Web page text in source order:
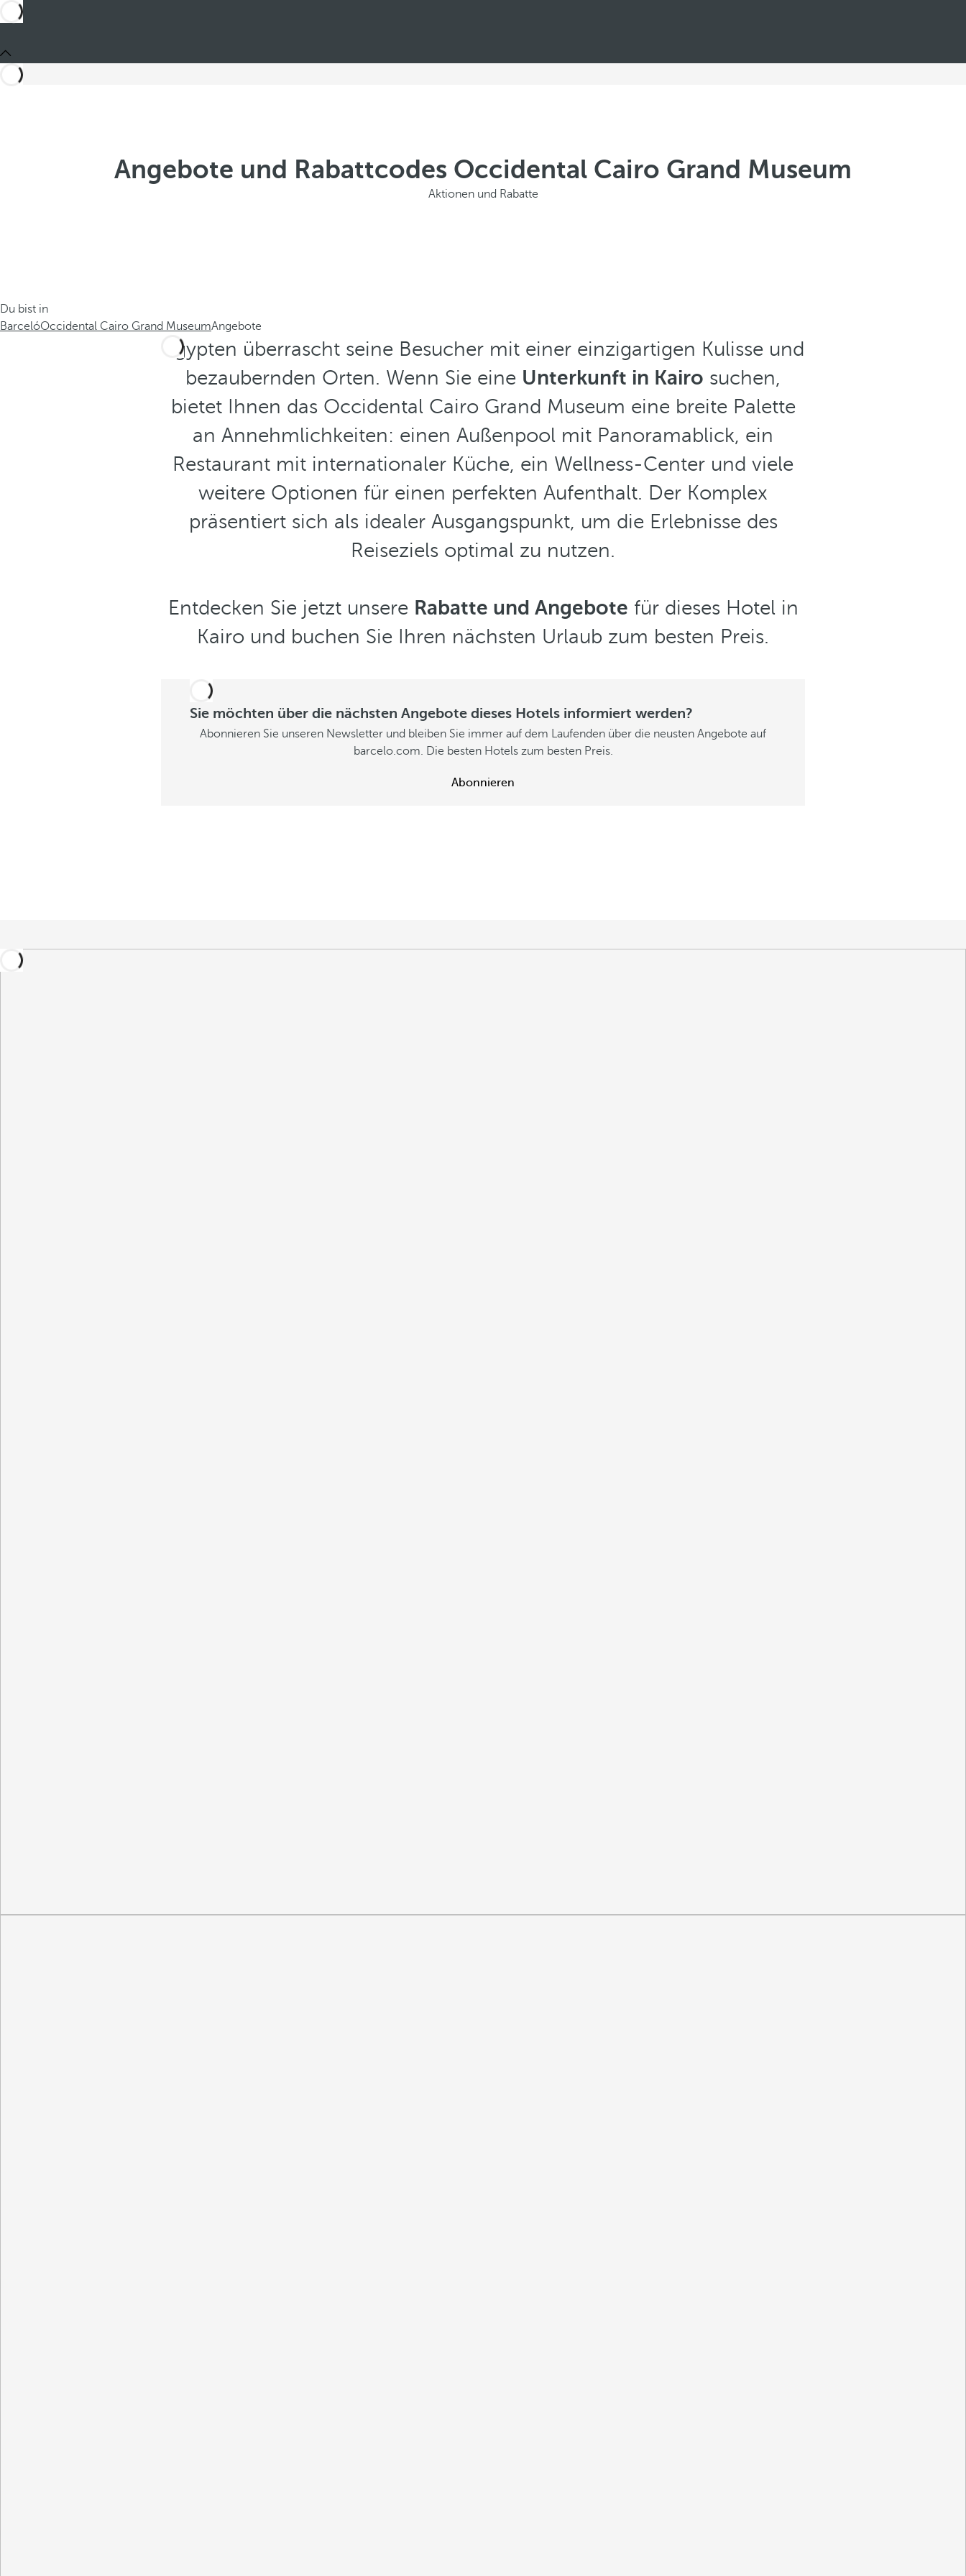
Angebote und Rabattcodes Occidental Cairo Grand Museum
Aktionen und Rabatte
Du bist in
BarcelóOccidental Cairo Grand MuseumAngebote
Ägypten überrascht seine Besucher mit einer einzigartigen Kulisse und
bezaubernden Orten. Wenn Sie eine Unterkunft in Kairo suchen,
bietet Ihnen das Occidental Cairo Grand Museum eine breite Palette
an Annehmlichkeiten: einen Außenpool mit Panoramablick, ein
Restaurant mit internationaler Küche, ein Wellness-Center und viele
weitere Optionen für einen perfekten Aufenthalt. Der Komplex
präsentiert sich als idealer Ausgangspunkt, um die Erlebnisse des
Reiseziels optimal zu nutzen.
Entdecken Sie jetzt unsere Rabatte und Angebote für dieses Hotel in
Kairo und buchen Sie Ihren nächsten Urlaub zum besten Preis.
Sie möchten über die nächsten Angebote dieses Hotels informiert werden?
Abonnieren Sie unseren Newsletter und bleiben Sie immer auf dem Laufenden über die neusten Angebote auf
barcelo.com. Die besten Hotels zum besten Preis.
Abonnieren